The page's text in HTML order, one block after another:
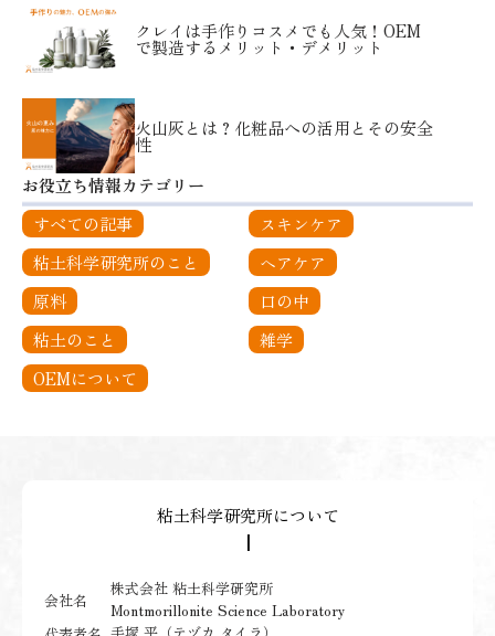
クレイは手作りコスメでも人気！OEM
で製造するメリット・デメリット
火山灰とは？化粧品への活用とその安全
性
お役立ち情報カテゴリー
すべての記事
スキンケア
粘土科学研究所のこと
ヘアケア
原料
口の中
粘土のこと
雑学
OEMについて
粘土科学研究所について
┃
会社名
株式会社 粘土科学研究所
Montmorillonite Science Laboratory